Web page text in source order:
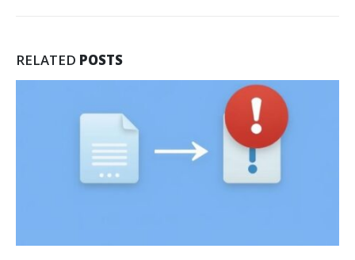
RELATED POSTS